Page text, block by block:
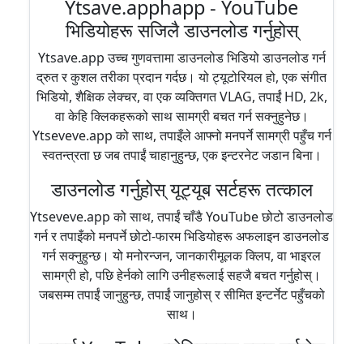
Ytsave.apphapp - YouTube
भिडियोहरू सजिलै डाउनलोड गर्नुहोस्
Ytsave.app उच्च गुणवत्तामा डाउनलोड भिडियो डाउनलोड गर्न
द्रुत र कुशल तरीका प्रदान गर्दछ। यो ट्यूटोरियल हो, एक संगीत
भिडियो, शैक्षिक लेक्चर, वा एक व्यक्तिगत VLAG, तपाईं HD, 2k,
वा केहि क्लिकहरूको साथ सामग्री बचत गर्न सक्नुहुनेछ।
Ytseveve.app को साथ, तपाइँले आफ्नो मनपर्ने सामग्री पहुँच गर्न
स्वतन्त्रता छ जब तपाईं चाहानुहुन्छ, एक इन्टरनेट जडान बिना।
डाउनलोड गर्नुहोस् यूट्यूब सर्टहरू तत्काल
Ytseveve.app को साथ, तपाईं चाँडै YouTube छोटो डाउनलोड
गर्न र तपाइँको मनपर्ने छोटो-फारम भिडियोहरू अफलाइन डाउनलोड
गर्न सक्नुहुन्छ। यो मनोरन्जन, जानकारीमूलक क्लिप, वा भाइरल
सामग्री हो, पछि हेर्नको लागि उनीहरूलाई सहजै बचत गर्नुहोस्।
जबसम्म तपाईं जानुहुन्छ, तपाईं जानुहोस् र सीमित इन्टर्नेट पहुँचको
साथ।